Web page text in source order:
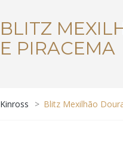
BLITZ
E PIRACEMA
Kinross > Blitz Mexilhão